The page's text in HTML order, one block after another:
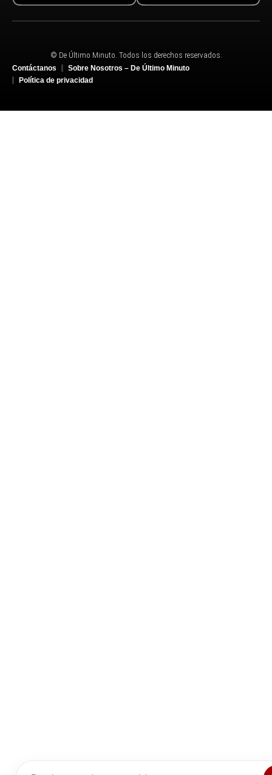
© De Último Minuto. Todos los derechos reservados.
Contáctanos
Sobre Nosotros – De Último Minuto
Política de privacidad